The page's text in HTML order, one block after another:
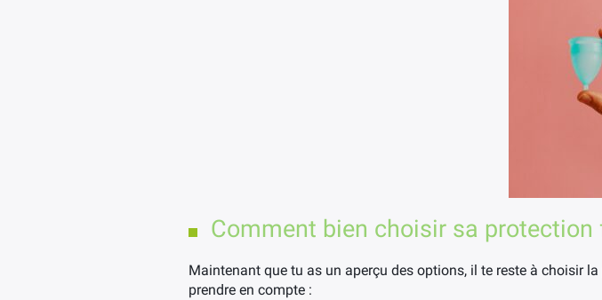
Comment bien choisir sa protection
Maintenant que tu as un aperçu des options, il te reste à choisir
prendre en compte :